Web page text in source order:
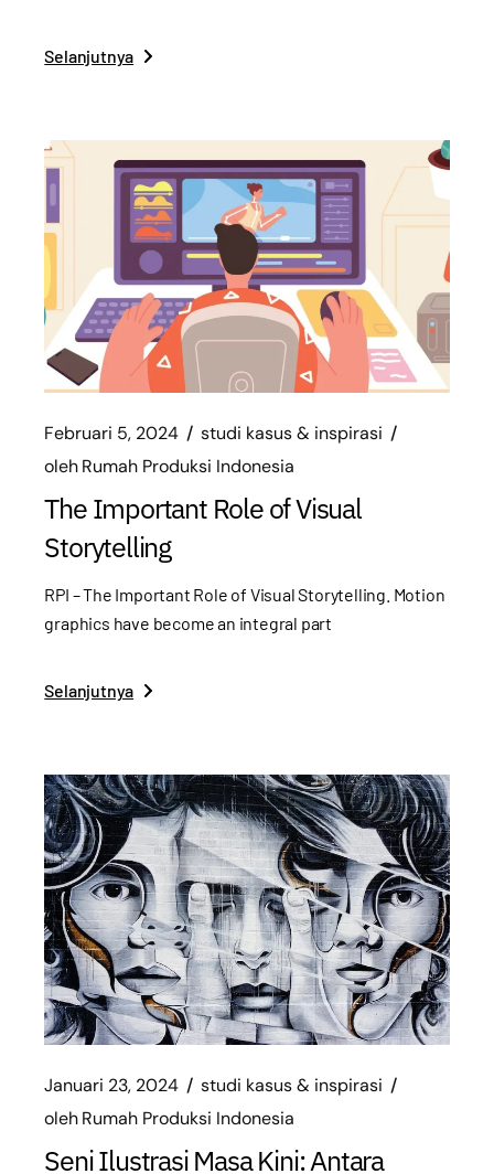
Selanjutnya
Februari 5, 2024
studi kasus & inspirasi
olehRumah Produksi Indonesia
The Important Role of Visual
Storytelling
RPI – The Important Role of Visual Storytelling. Motion
graphics have become an integral part
Selanjutnya
Januari 23, 2024
studi kasus & inspirasi
olehRumah Produksi Indonesia
Seni Ilustrasi Masa Kini: Antara